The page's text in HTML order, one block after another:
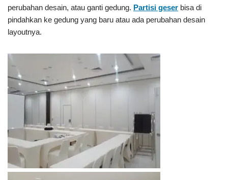
perubahan desain, atau ganti gedung. Partisi geser bisa di
pindahkan ke gedung yang baru atau ada perubahan desain
layoutnya.